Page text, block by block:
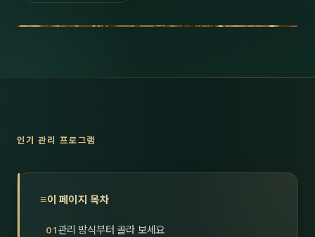
전남
경북
홈타
1인
인기 관리 프로그램
이 페이지 목차
관리 방식부터 골라 보세요